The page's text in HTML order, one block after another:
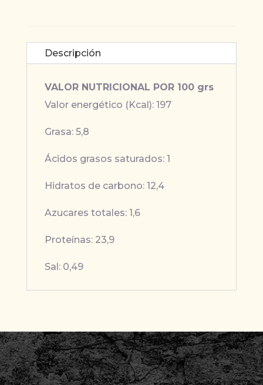
Descripción
VALOR NUTRICIONAL POR 100 grs
Valor energético (Kcal): 197
Grasa: 5,8
Ácidos grasos saturados: 1
Hidratos de carbono: 12,4
Azucares totales: 1,6
Proteínas: 23,9
Sal: 0,49